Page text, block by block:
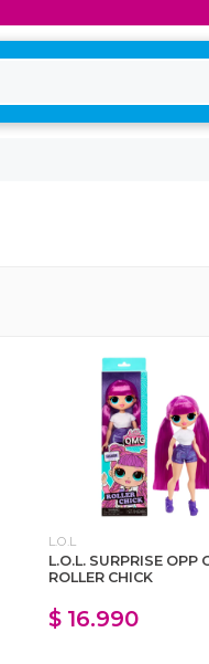
L.O.L
L.O.L. SURPRISE OPP
ROLLER CHICK
$ 16.990